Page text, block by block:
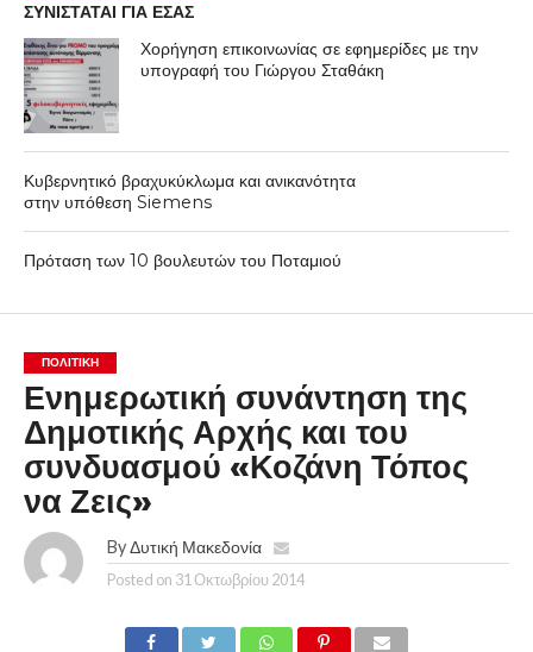
ΣΥΝΙΣΤΑΤΑΙ ΓΙΑ ΕΣΑΣ
Χορήγηση επικοινωνίας σε εφημερίδες με την
υπογραφή του Γιώργου Σταθάκη
Κυβερνητικό βραχυκύκλωμα και ανικανότητα
στην υπόθεση Siemens
Πρόταση των 10 βουλευτών του Ποταμιού
ΠΟΛΙΤΙΚΉ
Ενημερωτική συνάντηση της
Δημοτικής Αρχής και του
συνδυασμού «Κοζάνη Τόπος
να Ζεις»
By Δυτική Μακεδονία
Posted on 31 Οκτωβρίου 2014